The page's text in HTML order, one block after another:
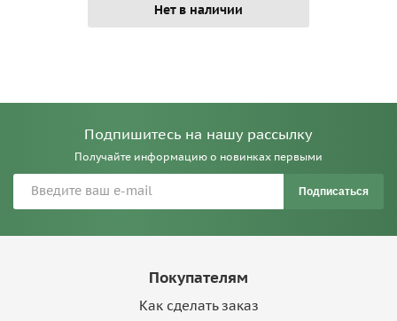
Нет в наличии
Подпишитесь на нашу рассылку
Получайте информацию о новинках первыми
Подписаться
Покупателям
Как сделать заказ